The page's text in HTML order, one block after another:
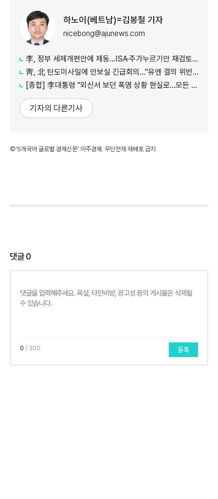
하노이(베트남)=김봉철 기자
nicebong@ajunews.com
李, 정부 세제개편안에 제동…ISA·주가누르기안 재검토 지시
靑, 北 탄도미사일에 안보실 긴급회의…"유엔 결의 위반, 즉각 중단 촉구"
[종합] 李대통령 "외신서 보던 폭염 상황 현실로…모든 행정력 총동원하라"
기자의 다른기사
©'5개국어 글로벌 경제신문' 아주경제. 무단전재·재배포 금지
댓글0
0 / 300 등록